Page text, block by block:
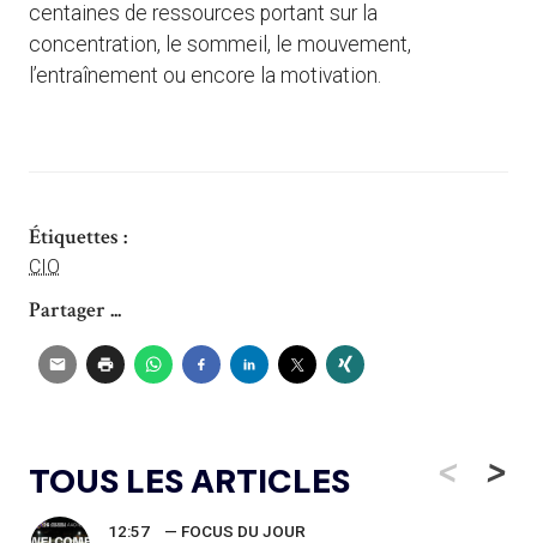
centaines de ressources portant sur la
concentration, le sommeil, le mouvement,
l’entraînement ou encore la motivation.
Étiquettes :
CIO
Partager ...
TOUS LES ARTICLES <
12:57 — FOCUS DU JOUR
>